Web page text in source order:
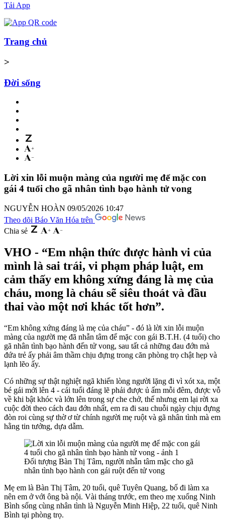
Tải App
Trang chủ
>
Đời sống
Lời xin lỗi muộn màng của người mẹ để mặc con
gái 4 tuổi cho gã nhân tình bạo hành tử vong
NGUYỄN HOÀN 09/05/2026 10:47
Theo dõi Báo Văn Hóa trên
Chia sẻ
VHO - “Em nhận thức được hành vi của
mình là sai trái, vi phạm pháp luật, em
cảm thấy em không xứng đáng là mẹ của
cháu, mong là cháu sẽ siêu thoát và đầu
thai vào một nơi khác tốt hơn”.
“Em không xứng đáng là mẹ của cháu” - đó là lời xin lỗi muộn
màng của người mẹ đã nhẫn tâm để mặc con gái B.T.H. (4 tuổi) cho
gã nhân tình bạo hành đến tử vong, sau tất cả những đau đớn mà
đứa trẻ ấy phải âm thầm chịu đựng trong căn phòng trọ chật hẹp và
lạnh lẽo ấy.
Có những sự thật nghiệt ngã khiến lòng người lặng đi vì xót xa, một
bé gái mới lên 4 - cái tuổi đáng lẽ phải được ủ ấm mỗi đêm, được vỗ
về khi bật khóc và lớn lên trong sự che chở, thế nhưng em lại rời xa
cuộc đời theo cách đau đớn nhất, em ra đi sau chuỗi ngày chịu đựng
đòn roi cùng sự thờ ơ từ chính người mẹ ruột và gã nhân tình mà em
hằng tin tưởng, dựa dẫm.
Đối tượng Bàn Thị Tâm, người nhẫn tâm mặc cho gã
nhân tình bạo hành con gái ruột đến tử vong
Mẹ em là Bàn Thị Tâm, 20 tuổi, quê Tuyên Quang, bố đi làm xa
nên em ở với ông bà nội. Vài tháng trước, em theo mẹ xuống Ninh
Bình sống cùng nhân tình là Nguyễn Minh Hiệp, 22 tuổi, quê Ninh
Bình tại phòng trọ.